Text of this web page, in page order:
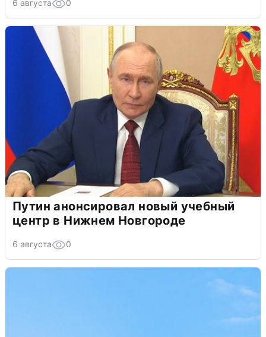
6 августа 0
Путин анонсировал новый учебный
центр в Нижнем Новгороде
6 августа 0